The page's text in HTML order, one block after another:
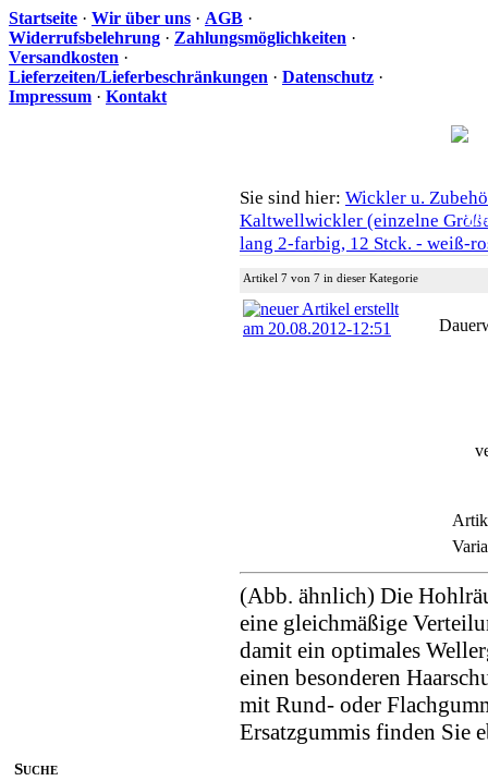
Startseite · Wir über uns · AGB ·
Widerrufsbelehrung · Zahlungsmöglichkeiten ·
Versandkosten ·
Lieferzeiten/Lieferbeschränkungen · Datenschutz ·
Impressum · Kontakt
Suche
Sie sind hier: Wickler u.
Kaltwellwickler (einzelne
lang 2-farbig, 12 Stck. - weiß-
Artikel 7 von 7 in dieser Kategorie
(Abb. ähnlich) Die
eine gleichmäßige
damit ein optimales
einen besonderen
mit Rund- oder
Ersatzgummis finden Sie